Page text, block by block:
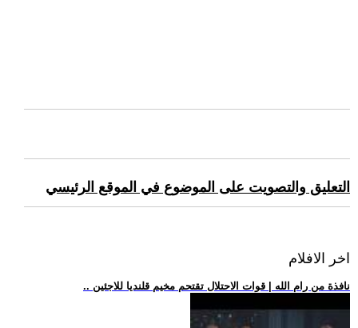
التعليق والتصويت على الموضوع في الموقع الرئيسي
اخر الافلام
.. نافذة من رام الله | قوات الاحتلال تقتحم مخيم قلنديا للاجئين